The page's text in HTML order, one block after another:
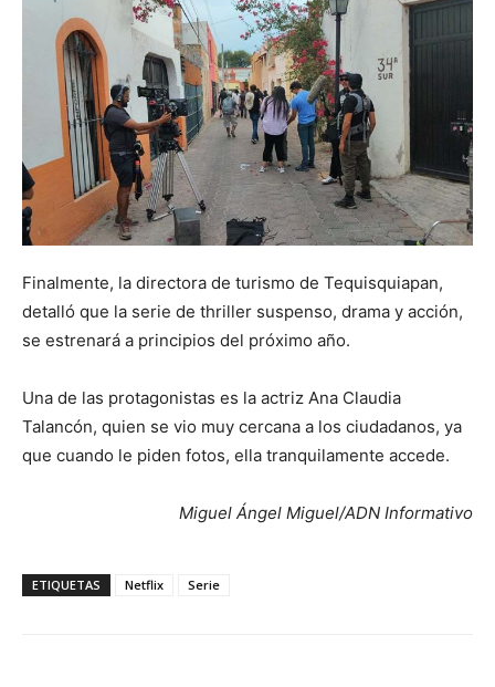
Finalmente, la directora de turismo de Tequisquiapan,
detalló que la serie de thriller suspenso, drama y acción,
se estrenará a principios del próximo año.
Una de las protagonistas es la actriz Ana Claudia
Talancón, quien se vio muy cercana a los ciudadanos, ya
que cuando le piden fotos, ella tranquilamente accede.
Miguel Ángel Miguel/ADN Informativo
ETIQUETAS Netflix Serie